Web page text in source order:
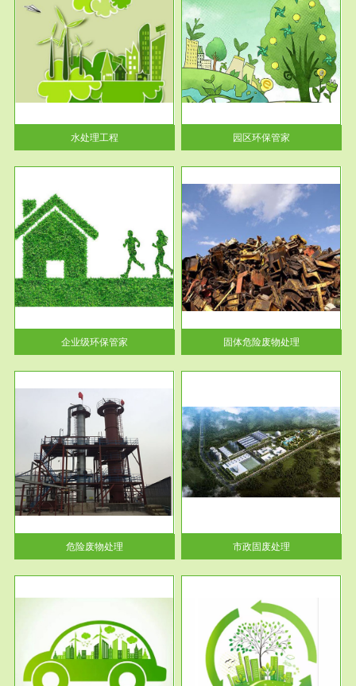
水处理工程
服务范围
园区环保管家
2016 年 4 月，环保部下发《关
于积极发挥环境保护作用促进供
给侧结...
园区环保管家
企业级环保管家
服务范围
固体危险废物处理
固体废物解释：固体废物是指人
们在生产建设、日常生活和其他
活动中...
固体危险废物处理
危险废物处理
服务范围
市政固废处理
蔚蓝生态环境科技所从事的市政
废物处理业务包括市政废物的处
理处...
市政固废处理
服务范围
工作场所职业危害现状评价